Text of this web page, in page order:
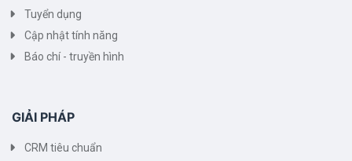
Tuyển dụng
Cập nhật tính năng
Báo chí - truyền hình
GIẢI PHÁP
CRM tiêu chuẩn